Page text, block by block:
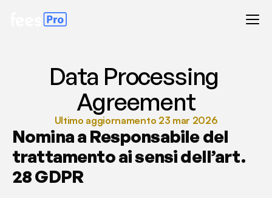
Data Processing
Agreement
Ultimo aggiornamento 23 mar 2026
Nomina a Responsabile del
trattamento ai sensi dell’art.
28 GDPR